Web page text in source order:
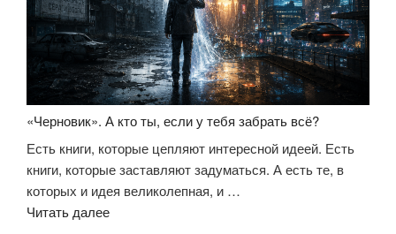
«Черновик». А кто ты, если у тебя забрать всё?
Есть книги, которые цепляют интересной идеей. Есть
книги, которые заставляют задуматься. А есть те, в
которых и идея великолепная, и …
Читать далее««Черновик».